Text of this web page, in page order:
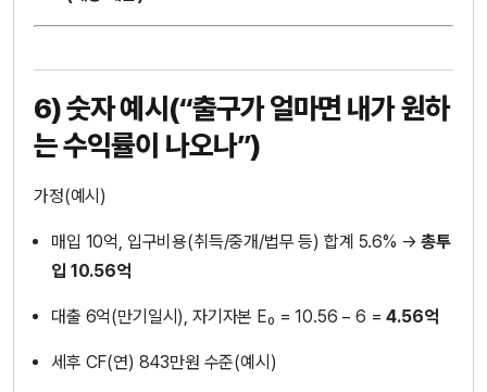
6) 숫자 예시(“출구가 얼마면 내가 원하
는 수익률이 나오나”)
가정(예시)
매입 10억, 입구비용(취득/중개/법무 등) 합계 5.6% →총투
입 10.56억
대출 6억(만기일시), 자기자본 E₀ = 10.56 − 6 =4.56억
세후 CF(연) 843만원 수준(예시)